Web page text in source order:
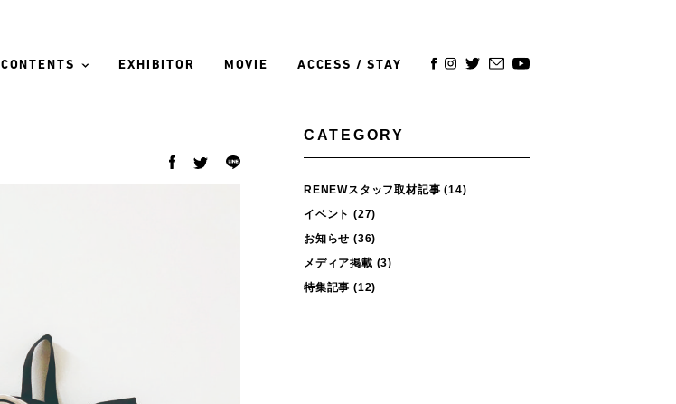
CONTENTS EXHIBITOR MOVIE ACCESS / STAY
CATEGORY
RENEWスタッフ取材記事 (14)
イベント (27)
お知らせ (36)
メディア掲載 (3)
特集記事 (12)